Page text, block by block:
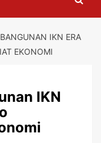
IKN ERA
EKONOMI
IKN